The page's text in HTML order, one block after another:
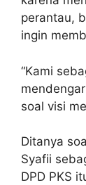
perantau,
ingin
“Kami
soal visi
Ditanya
Syafii
DPD PKS